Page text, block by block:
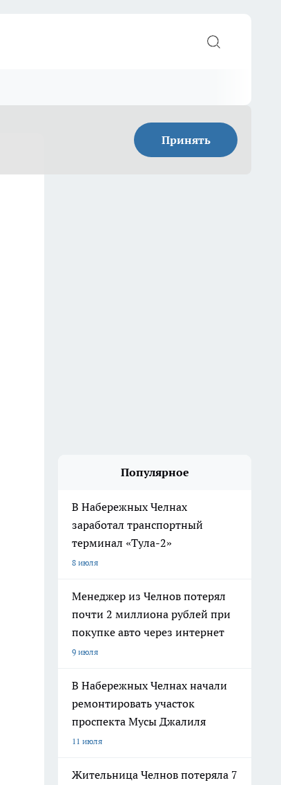
Принять
Популярное
В Набережных Челнах
заработал транспортный
терминал «Тула-2»
8 июля
Менеджер из Челнов потерял
почти 2 миллиона рублей при
покупке авто через интернет
9 июля
В Набережных Челнах начали
ремонтировать участок
проспекта Мусы Джалиля
11 июля
Жительница Челнов потеряла 7